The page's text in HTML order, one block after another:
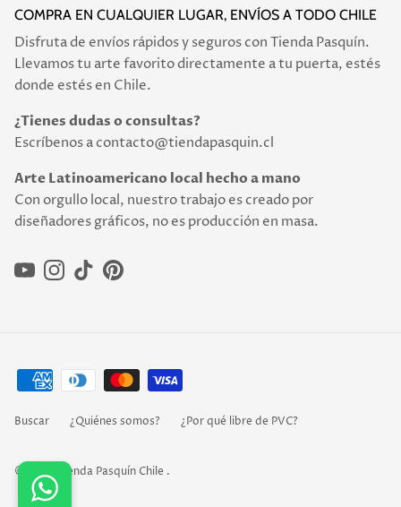
COMPRA EN CUALQUIER LUGAR, ENVÍOS A TODO CHILE
Disfruta de envíos rápidos y seguros con Tienda Pasquín.
Llevamos tu arte favorito directamente a tu puerta, estés
donde estés en Chile.
¿Tienes dudas o consultas?
Escríbenos a contacto@tiendapasquin.cl
Arte Latinoamericano local hecho a mano
Con orgullo local, nuestro trabajo es creado por
diseñadores gráficos, no es producción en masa.
YouTubeInstagram
TikTokPinterest
Buscar ¿Quiénes somos? ¿Por qué libre de PVC?
© 2026 Tienda Pasquín Chile .